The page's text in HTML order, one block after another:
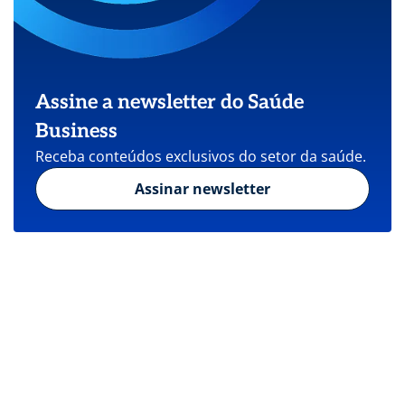
Assine a newsletter do Saúde
Business
Receba conteúdos exclusivos do setor da saúde.
Assinar newsletter